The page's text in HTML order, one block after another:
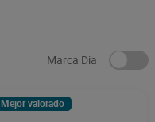
Marca Dia
Mejor valorado